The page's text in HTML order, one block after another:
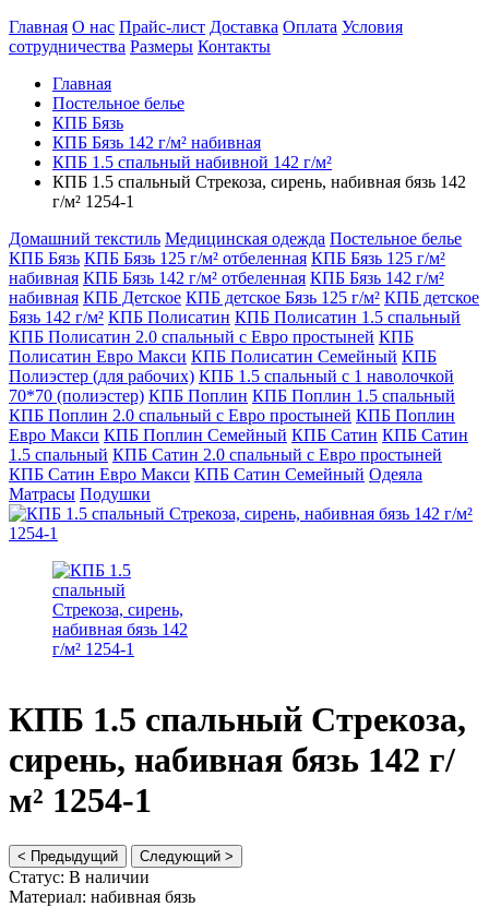
Главная О нас Прайс-лист Доставка Оплата Условия
сотрудничества Размеры Контакты
Главная
Постельное белье
КПБ Бязь
КПБ Бязь 142 г/м² набивная
КПБ 1.5 спальный набивной 142 г/м²
КПБ 1.5 спальный Стрекоза, сирень, набивная бязь 142
г/м² 1254-1
Домашний текстиль Медицинская одежда Постельное белье
КПБ Бязь КПБ Бязь 125 г/м² отбеленная КПБ Бязь 125 г/м²
набивная КПБ Бязь 142 г/м² отбеленная КПБ Бязь 142 г/м²
набивная КПБ Детское КПБ детское Бязь 125 г/м² КПБ детское
Бязь 142 г/м² КПБ Полисатин КПБ Полисатин 1.5 спальный
КПБ Полисатин 2.0 спальный с Евро простыней КПБ
Полисатин Евро Макси КПБ Полисатин Семейный КПБ
Полиэстер (для рабочих) КПБ 1.5 спальный с 1 наволочкой
70*70 (полиэстер) КПБ Поплин КПБ Поплин 1.5 спальный
КПБ Поплин 2.0 спальный с Евро простыней КПБ Поплин
Евро Макси КПБ Поплин Семейный КПБ Сатин КПБ Сатин
1.5 спальный КПБ Сатин 2.0 спальный с Евро простыней
КПБ Сатин Евро Макси КПБ Сатин Семейный Одеяла
Матрасы Подушки
КПБ 1.5 спальный Стрекоза,
сирень, набивная бязь 142 г/
м² 1254-1
< Предыдущий Следующий >
Статус: В наличии
Материал: набивная бязь